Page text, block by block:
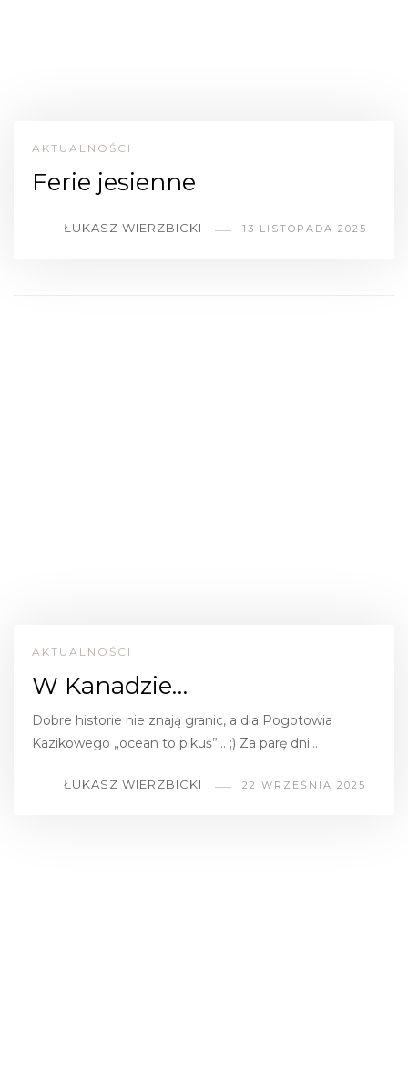
AKTUALNOŚCI
Ferie jesienne
ŁUKASZ WIERZBICKI 13 LISTOPADA 2025
AKTUALNOŚCI
W Kanadzie…
Dobre historie nie znają granic, a dla Pogotowia
Kazikowego „ocean to pikuś”… ;) Za parę dni…
ŁUKASZ WIERZBICKI 22 WRZEŚNIA 2025